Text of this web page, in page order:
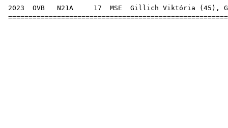
2023 OVB N21A 17 MSE Gillich Viktória ( 45 ),